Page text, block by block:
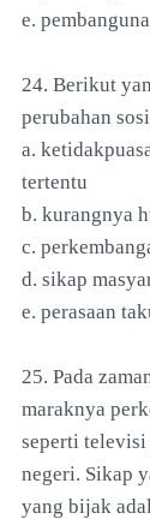
e.
24. Berikut
perubahan
a.
tertentu
b. kurangnya
c.
d. sikap
e. perasaan
25. Pada
maraknya
seperti televisi
negeri. Sikap
yang bijak